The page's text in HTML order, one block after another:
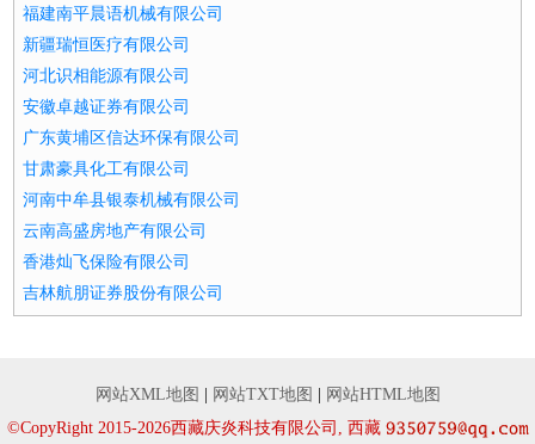
福建南平晨语机械有限公司
新疆瑞恒医疗有限公司
河北识相能源有限公司
安徽卓越证券有限公司
广东黄埔区信达环保有限公司
甘肃豪具化工有限公司
河南中牟县银泰机械有限公司
云南高盛房地产有限公司
香港灿飞保险有限公司
吉林航朋证券股份有限公司
网站XML地图 网站TXT地图
网站HTML地图
©CopyRight 2015-2026西藏庆炎科技有限公司, 西藏